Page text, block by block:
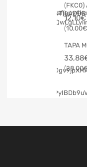
12,10€
10,00€
TAPA
33,88
28,00